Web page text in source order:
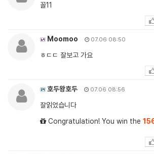
꼴11
Moomoo 07.06 08:50
ㅎㄷㄷ 잘보고 가요
호두왕호두 07.06 08:56
잘읽었습니다
Congratulation! You win the